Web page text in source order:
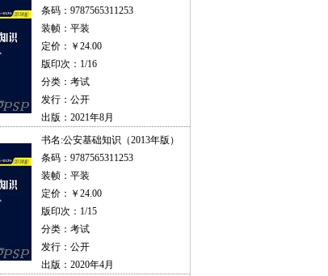
条码：9787565311253
装帧：平装
定价：￥24.00
版印次：1/16
分类：考试
发行：公开
出版：2021年8月
书名:公安基础知识（2013年版）
条码：9787565311253
装帧：平装
定价：￥24.00
版印次：1/15
分类：考试
发行：公开
出版：2020年4月